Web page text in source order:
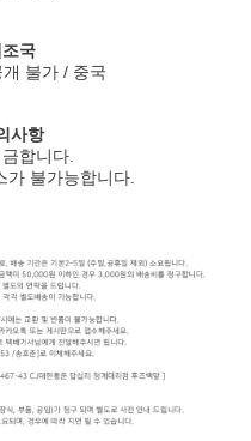
국
불가 / 중국
사항
합니다.
불가능합니다.